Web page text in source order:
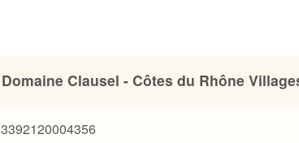
Domaine Clausel - Côtes du Rhône
3392120004356